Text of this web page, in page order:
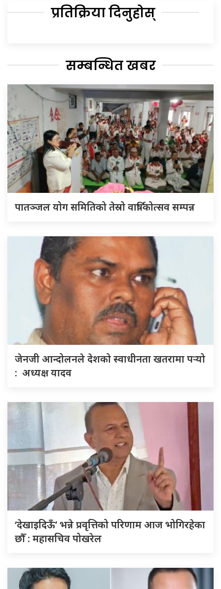
प्रतिक्रिया दिनुहोस्
सम्बन्धित खबर
पातञ्जल योग समितिको तेस्रो वार्षिकोत्सव सम्पन्न
जेनजी आन्दोलनले देशको स्वाधीनता खतरामा पर्‍यो
: अध्यक्ष यादव
‘देखाइदिऊँ’ भन्ने प्रवृत्तिको परिणाम आज भोगिरहेका
छौँ : महासचिव पोखरेल